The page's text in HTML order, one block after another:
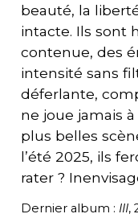
beauté, la
intacte. Ils sont
contenue, des
intensité sans
déferlante,
ne joue jamais
plus belles
l’été 2025, ils
rater ?
Dernier album : III,